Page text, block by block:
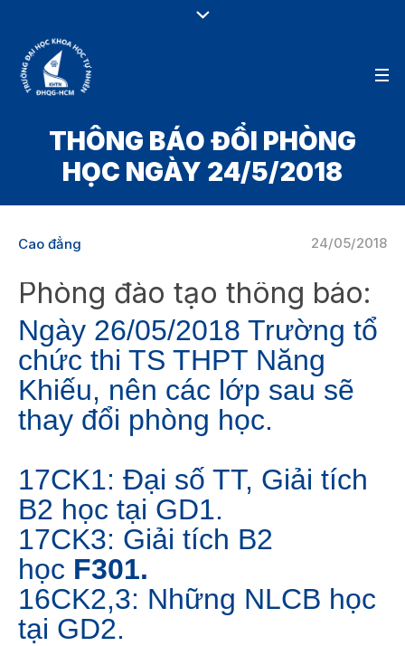
THÔNG BÁO ĐỔI PHÒNG
HỌC NGÀY 24/5/2018
24/05/2018
Cao đẳng
Phòng đào tạo thông báo:
Ngày 26/05/2018 Trường tổ
chức thi TS THPT Năng
Khiếu, nên các lớp sau sẽ
thay đổi phòng học.
17CK1: Đại số TT, Giải tích
B2 học tại GD1.
17CK3: Giải tích B2
học F301.
16CK2,3: Những NLCB học
tại GD2.